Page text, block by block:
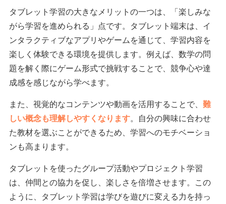
タブレット学習の大きなメリットの一つは、「楽しみな
がら学習を進められる」点です。タブレット端末は、イ
ンタラクティブなアプリやゲームを通じて、学習内容を
楽しく体験できる環境を提供します。例えば、数学の問
題を解く際にゲーム形式で挑戦することで、競争心や達
成感を感じながら学べます。
また、視覚的なコンテンツや動画を活用することで、 難
しい概念も理解しやすくなります。自分の興味に合わせ
た教材を選ぶことができるため、学習へのモチベーショ
ンも高まります。
タブレットを使ったグループ活動やプロジェクト学習
は、仲間との協力を促し、楽しさを倍増させます。この
ように、タブレット学習は学びを遊びに変える力を持っ